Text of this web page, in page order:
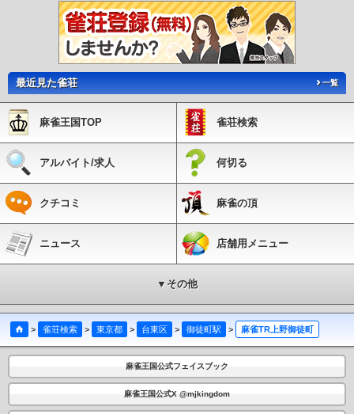
最近見た雀荘 一覧
麻雀王国TOP 雀荘検索
アルバイト/求人 何切る
クチコミ 麻雀の頂
ニュース 店舗用メニュー
▼その他
> 雀荘検索 > 東京都 > 台東区 > 御徒町駅 > 麻雀TR上野御徒町
麻雀王国公式フェイスブック
麻雀王国公式X @mjkingdom